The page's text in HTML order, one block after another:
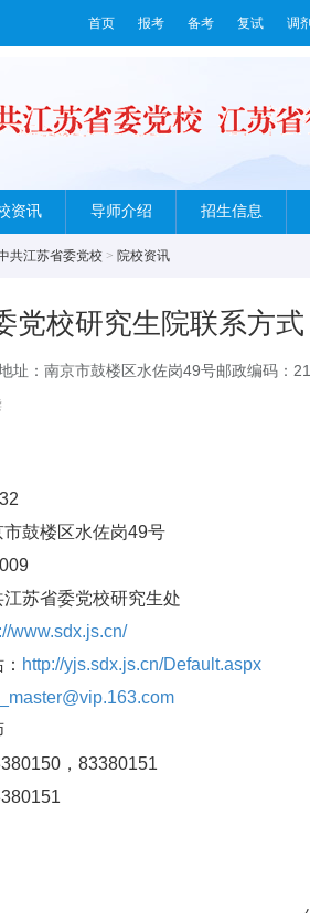
首页 报考 备考 复试 调剂
资讯 导师介绍 招生信息
共江苏省委党校 > 院校资讯
党校研究生院联系方式
址：南京市鼓楼区水佐岗49号邮政编码：
鼓楼区水佐岗49号
苏省委党校研究生处
www.sdx.js.cn/
http://yjs.sdx.js.cn/Default.aspx
，83380151